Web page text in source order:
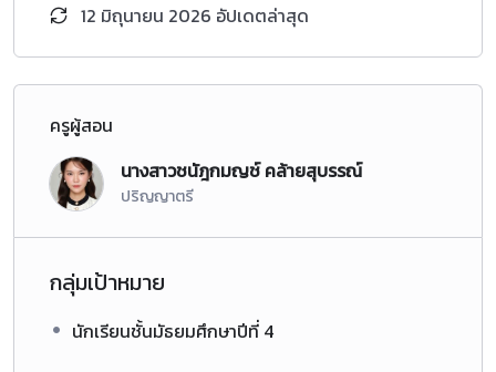
12 มิถุนายน 2026 อัปเดตล่าสุด
ครูผู้สอน
นางสาวชนัฎกมญช์ คล้ายสุบรรณ์
ปริญญาตรี
กลุ่มเป้าหมาย
นักเรียนชั้นมัธยมศึกษาปีที่ 4